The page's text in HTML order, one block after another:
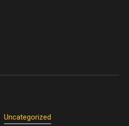
Uncategorized